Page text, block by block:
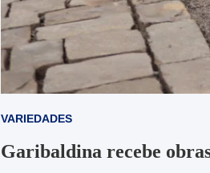
VARIEDADES
Garibaldina recebe